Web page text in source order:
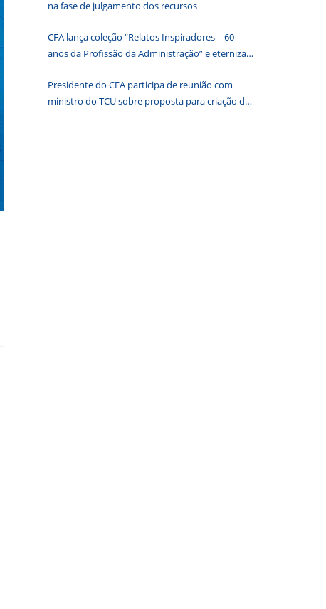
na fase de julgamento dos recursos
CFA lança coleção “Relatos Inspiradores – 60
anos da Profissão da Administração” e eterniza
Presidente do CFA participa de reunião com
ministro do TCU sobre proposta para criação de